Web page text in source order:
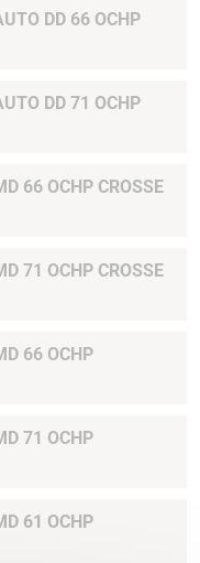
DD 66 OCHP
DD 71 OCHP
66 OCHP CROSSE
71 OCHP CROSSE
66 OCHP
71 OCHP
61 OCHP